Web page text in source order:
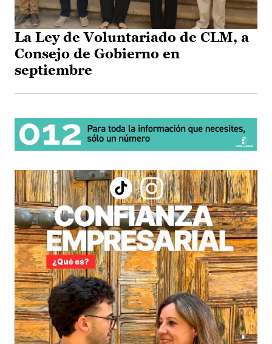
La Ley de Voluntariado de CLM, a
Consejo de Gobierno en
septiembre